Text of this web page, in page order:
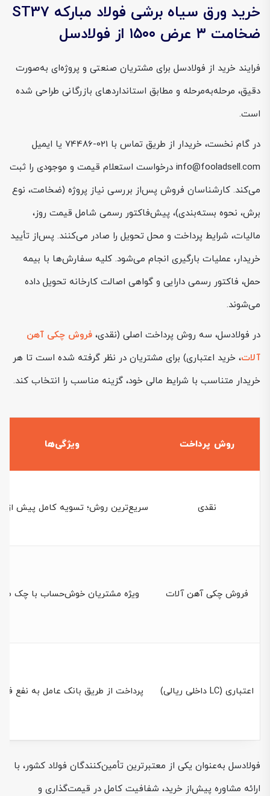
خرید ورق سیاه برشی فولاد مبارکه ST37
ضخامت ۳ عرض ۱۵۰۰ از فولادسل
فرایند خرید از فولادسل برای مشتریان صنعتی و پروژه‌ای به‌صورت
دقیق، مرحله‌به‌مرحله و مطابق استانداردهای بازرگانی طراحی شده
است.
در گام نخست، خریدار از طریق تماس با 021-74486 یا ایمیل
info@fooladsell.com درخواست استعلام قیمت و موجودی را ثبت
می‌کند. کارشناسان فروش پس‌از بررسی نیاز پروژه (ضخامت، نوع
برش، نحوه بسته‌بندی)، پیش‌فاکتور رسمی شامل قیمت روز،
مالیات، شرایط پرداخت و محل تحویل را صادر می‌کنند. پس‌از تأیید
خریدار، عملیات بارگیری انجام می‌شود. کلیه سفارش‌ها با بیمه
حمل، فاکتور رسمی دارایی و گواهی اصالت کارخانه تحویل داده
می‌شوند.
در فولادسل، سه روش پرداخت اصلی (نقدی، فروش چکی آهن
آلات، خرید اعتباری) برای مشتریان در نظر گرفته شده است تا هر
خریدار متناسب با شرایط مالی خود، گزینه مناسب را انتخاب کند.
روش پرداخت ویژگی‌ها
نقدی سریع‌ترین روش؛ تسویه کامل پیش از
فروش چکی آهن آلات ویژه مشتریان خوش‌حساب با چک
اعتباری (LC داخلی ریالی) پرداخت از طریق بانک عامل به نفع
فولادسل به‌عنوان یکی از معتبرترین تأمین‌کنندگان فولاد کشور، با
ارائه مشاوره پیش‌از خرید، شفافیت کامل در قیمت‌گذاری و